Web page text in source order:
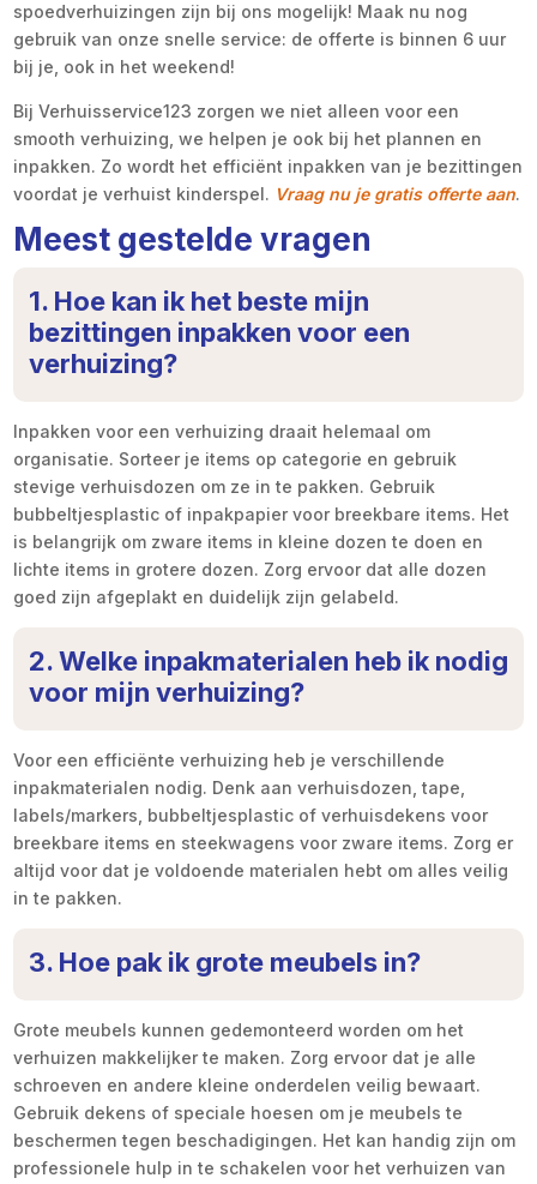
spoedverhuizingen zijn bij ons mogelijk! Maak nu nog
gebruik van onze snelle service: de offerte is binnen 6 uur
bij je, ook in het weekend!
Bij Verhuisservice123 zorgen we niet alleen voor een
smooth verhuizing, we helpen je ook bij het plannen en
inpakken. Zo wordt het efficiënt inpakken van je bezittingen
voordat je verhuist kinderspel. Vraag nu je gratis offerte aan.
Meest gestelde vragen
1. Hoe kan ik het beste mijn
bezittingen inpakken voor een
verhuizing?
Inpakken voor een verhuizing draait helemaal om
organisatie. Sorteer je items op categorie en gebruik
stevige verhuisdozen om ze in te pakken. Gebruik
bubbeltjesplastic of inpakpapier voor breekbare items. Het
is belangrijk om zware items in kleine dozen te doen en
lichte items in grotere dozen. Zorg ervoor dat alle dozen
goed zijn afgeplakt en duidelijk zijn gelabeld.
2. Welke inpakmaterialen heb ik nodig
voor mijn verhuizing?
Voor een efficiënte verhuizing heb je verschillende
inpakmaterialen nodig. Denk aan verhuisdozen, tape,
labels/markers, bubbeltjesplastic of verhuisdekens voor
breekbare items en steekwagens voor zware items. Zorg er
altijd voor dat je voldoende materialen hebt om alles veilig
in te pakken.
3. Hoe pak ik grote meubels in?
Grote meubels kunnen gedemonteerd worden om het
verhuizen makkelijker te maken. Zorg ervoor dat je alle
schroeven en andere kleine onderdelen veilig bewaart.
Gebruik dekens of speciale hoesen om je meubels te
beschermen tegen beschadigingen. Het kan handig zijn om
professionele hulp in te schakelen voor het verhuizen van